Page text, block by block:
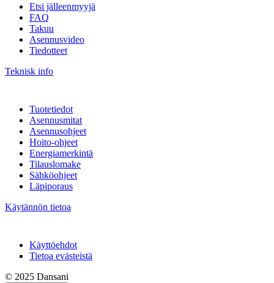
Etsi jälleenmyyjä
FAQ
Takuu
Asennusvideo
Tiedotteet
Teknisk info
Tuotetiedot
Asennusmitat
Asennusohjeet
Hoito-ohjeet
Energiamerkintä
Tilauslomake
Sähköohjeet
Läpiporaus
Käytännön tietoa
Käyttöehdot
Tietoa evästeistä
© 2025 Dansani